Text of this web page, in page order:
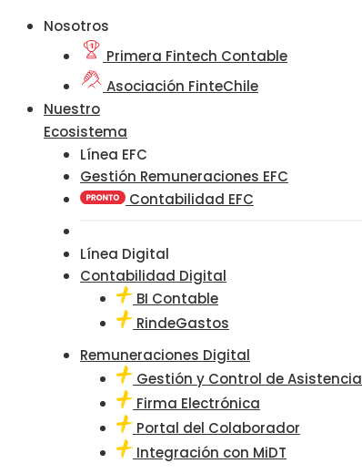
Nosotros
Primera Fintech Contable
Asociación FinteChile
Nuestro
Ecosistema
Línea EFC
Gestión Remuneraciones EFC
Contabilidad EFC
Línea Digital
Contabilidad Digital
BI Contable
RindeGastos
Remuneraciones Digital
Gestión y Control de Asistencia
Firma Electrónica
Portal del Colaborador
Integración con MiDT